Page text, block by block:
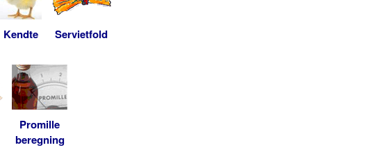
Kendte Servietfold
Promille
beregning